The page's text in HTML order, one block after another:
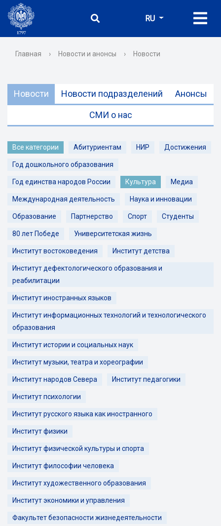
RU
Главная › Новости и анонсы › Новости
Новости Новости подразделений Анонсы
СМИ о нас
Все категории Абитуриентам НИР Достижения
Год дошкольного образования
Год единства народов России Культура Медиа
Международная деятельность Наука и инновации
Образование Партнерство Спорт Студенты
80 лет Победе Университетская жизнь
Институт востоковедения Институт детства
Институт дефектологического образования и
реабилитации
Институт иностранных языков
Институт информационных технологий и технологического
образования
Институт истории и социальных наук
Институт музыки, театра и хореографии
Институт народов Севера Институт педагогики
Институт психологии
Институт русского языка как иностранного
Институт физики
Институт физической культуры и спорта
Институт философии человека
Институт художественного образования
Институт экономики и управления
Факультет безопасности жизнедеятельности